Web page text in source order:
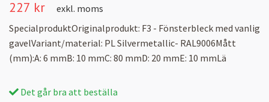
227 kr
exkl. moms
SpecialproduktOriginalprodukt: F3 - Fönsterbleck med vanlig
gavelVariant/material: PL Silvermetallic- RAL9006Mått
(mm):A: 6 mmB: 10 mmC: 80 mmD: 20 mmE: 10 mmLä
Det går bra att beställa